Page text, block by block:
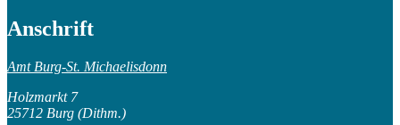
Anschrift
Amt Burg-St. Michaelisdonn
Holzmarkt 7
25712 Burg (Dithm.)